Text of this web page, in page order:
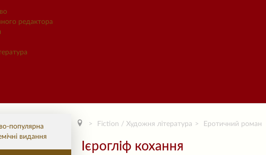
редактора
популярна
видання
Fiction / Художня література Еротичний роман
Ієрогліф кохання